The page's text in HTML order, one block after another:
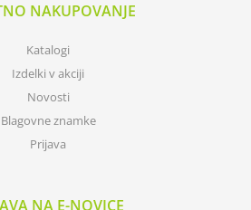
NAKUPOVANJE
Katalogi
Izdelki v akciji
Novosti
Blagovne znamke
Prijava
NA E-NOVICE